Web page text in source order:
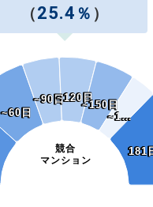
（25.4 ％ ）
競合
マンション
~60日
~60日
~90日
~90日~120日
~120日
~150日
~150日
~1…
~1…
181
181